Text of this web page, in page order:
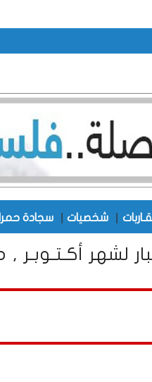
شخصيات سجادة
لشهر أكـتـوبـر